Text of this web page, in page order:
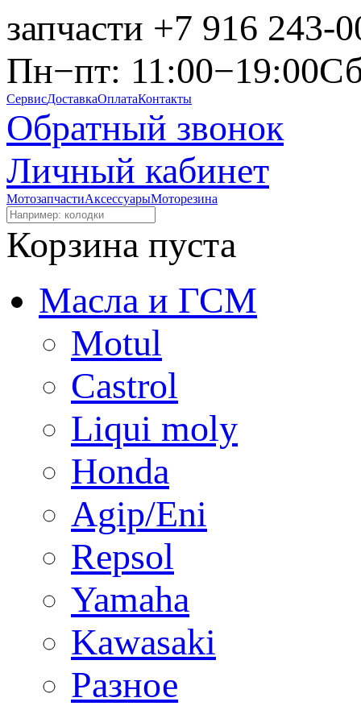
запчасти +7 916 243-
Пн−пт: 11:00−19:00
СервисДоставкаОплатаКонтакты
Обратный звонок
Личный кабинет
МотозапчастиАксессуарыМоторезина
Корзина пуста
Масла и ГСМ
Motul
Castrol
Liqui moly
Honda
Agip/Eni
Repsol
Yamaha
Kawasaki
Разное